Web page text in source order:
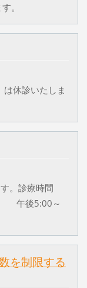
。
休診いたしま
。診療時間
午後5:00～
を制限する